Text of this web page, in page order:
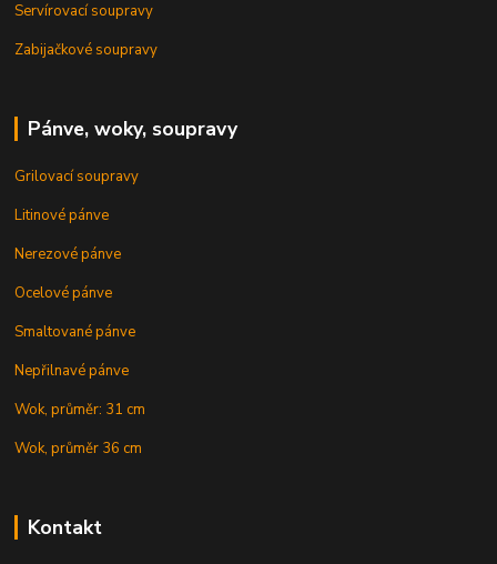
Servírovací soupravy
Zabijačkové soupravy
Pánve, woky, soupravy
Grilovací soupravy
Litinové pánve
Nerezové pánve
Ocelové pánve
Smaltované pánve
Nepřilnavé pánve
Wok, průměr: 31 cm
Wok, průměr 36 cm
Kontakt